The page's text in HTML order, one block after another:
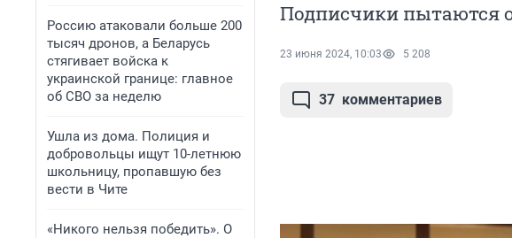
Россию атаковали больше 200
тысяч дронов, а Беларусь
стягивает войска к
украинской границе: главное
об СВО за неделю
Ушла из дома. Полиция и
добровольцы ищут 10-летнюю
школьницу, пропавшую без
вести в Чите
«Никого нельзя победить». О
Подписчики пытаются
23 июня 2024, 10:03 5 208
37 комментариев